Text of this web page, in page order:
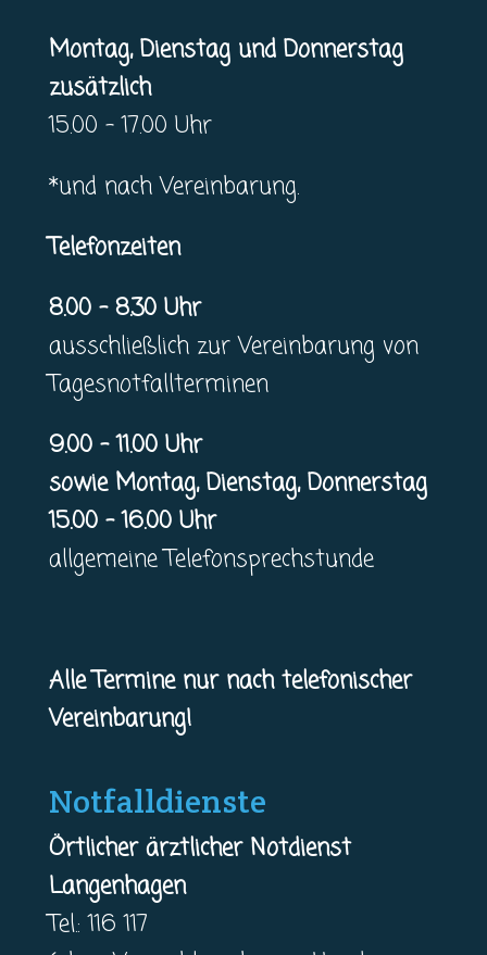
Montag, Dienstag und Donnerstag
zusätzlich
15.00 – 17.00 Uhr
*und nach Vereinbarung.
Telefonzeiten
8.00 – 8.30 Uhr
ausschließlich zur Vereinbarung von
Tagesnotfallterminen
9.00 – 11.00 Uhr
sowie Montag, Dienstag, Donnerstag
15.00 – 16.00 Uhr
allgemeine Telefonsprechstunde
Alle Termine nur nach telefonischer
Vereinbarung!
Notfalldienste
Örtlicher ärztlicher Notdienst
Langenhagen
Tel.: 116 117